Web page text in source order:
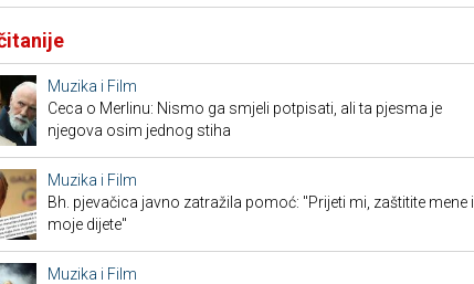
Muzika i Film
Ceca o Merlinu: Nismo ga smjeli potpisati, ali ta pjesma je
njegova osim jednog stiha
Muzika i Film
Bh. pjevačica javno zatražila pomoć: "Prijeti mi, zaštitite mene i
moje dijete"
Muzika i Film